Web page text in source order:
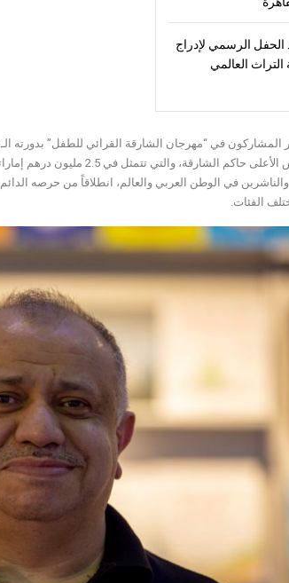
الرسمي لإدراج
العالمي
القاسمي، عضو المجلس الأعلى
في الوطن العربي والعالم، انطلاقاً من حرصه
الفئات.